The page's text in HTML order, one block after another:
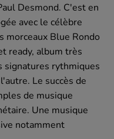
Desmond. C'est en
avec le célèbre
morceaux Blue Rondo
ready, album très
signatures rythmiques
Le succès de
de musique
Une musique
notamment